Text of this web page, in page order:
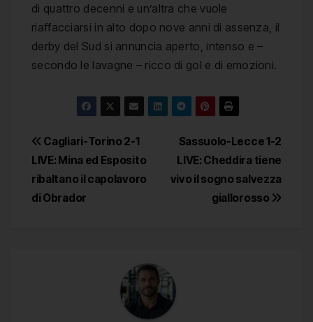
di quattro decenni e un’altra che vuole
riaffacciarsi in alto dopo nove anni di assenza, il
derby del Sud si annuncia aperto, intenso e –
secondo le lavagne – ricco di gol e di emozioni.
Navigazione
articoli
Sassuolo-Lecce 1-2
LIVE: Cheddira tiene
vivo il sogno salvezza
giallorosso
Cagliari-Torino 2-1
LIVE: Mina ed Esposito
ribaltano il capolavoro
di Obrador